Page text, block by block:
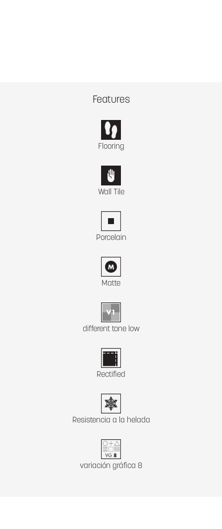
Features
Flooring
Wall Tile
Porcelain
Matte
different tone low
Rectified
Resistencia a la helada
variación gráfica 8